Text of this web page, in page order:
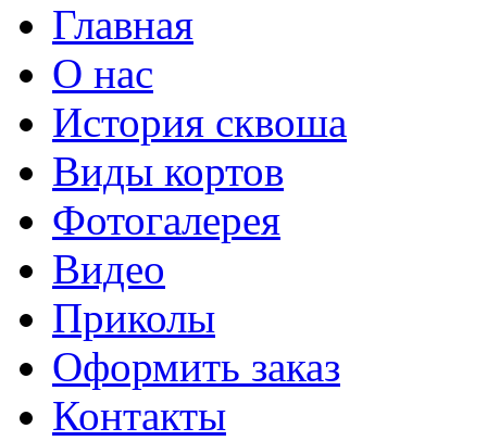
Главная
О нас
История сквоша
Виды кортов
Фотогалерея
Видео
Приколы
Оформить заказ
Контакты